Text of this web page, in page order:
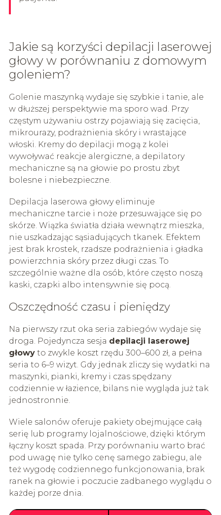
Jakie są korzyści depilacji laserowej
głowy w porównaniu z domowym
goleniem?
Golenie maszynką wydaje się szybkie i tanie, ale
w dłuższej perspektywie ma sporo wad. Przy
częstym używaniu ostrzy pojawiają się zacięcia,
mikrourazy, podrażnienia skóry i wrastające
włoski. Kremy do depilacji mogą z kolei
wywoływać reakcje alergiczne, a depilatory
mechaniczne są na głowie po prostu zbyt
bolesne i niebezpieczne.
Depilacja laserowa głowy eliminuje
mechaniczne tarcie i noże przesuwające się po
skórze. Wiązka światła działa wewnątrz mieszka,
nie uszkadzając sąsiadujących tkanek. Efektem
jest brak krostek, rzadsze podrażnienia i gładka
powierzchnia skóry przez długi czas. To
szczególnie ważne dla osób, które często noszą
kaski, czapki albo intensywnie się pocą.
Oszczędność czasu i pieniędzy
Na pierwszy rzut oka seria zabiegów wydaje się
droga. Pojedyncza sesja depilacji laserowej
głowyto zwykle koszt rzędu 300–600 zł, a pełna
seria to 6–9 wizyt. Gdy jednak zliczy się wydatki na
maszynki, pianki, kremy i czas spędzany
codziennie w łazience, bilans nie wygląda już tak
jednostronnie.
Wiele salonów oferuje pakiety obejmujące całą
serię lub programy lojalnościowe, dzięki którym
łączny koszt spada. Przy porównaniu warto brać
pod uwagę nie tylko cenę samego zabiegu, ale
też wygodę codziennego funkcjonowania, brak
ranek na głowie i poczucie zadbanego wyglądu o
każdej porze dnia.